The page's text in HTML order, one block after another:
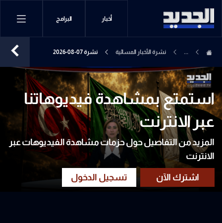
أخبار البرامج
... نشرة الأخبار المسائية نشرة 07-08-2026
استمتع بمشاهدة فيديوهاتنا
عبر الانترنت
المزيد من التفاصيل حول حزمات مشاهدة الفيديوهات عبر
الانترنت